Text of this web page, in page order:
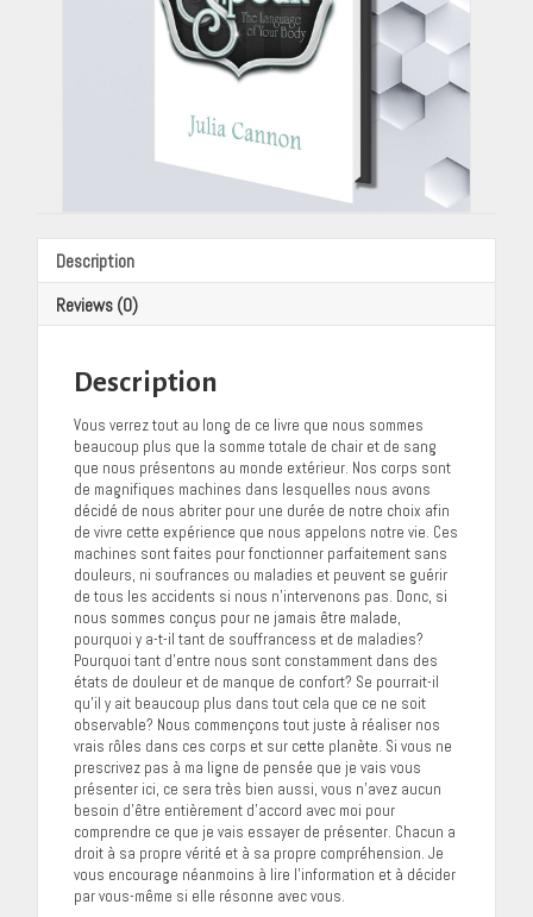
Description
Reviews (0)
Description
Vous verrez tout au long de ce livre que nous sommes
beaucoup plus que la somme totale de chair et de sang
que nous présentons au monde extérieur. Nos corps sont
de magnifiques machines dans lesquelles nous avons
décidé de nous abriter pour une durée de notre choix afin
de vivre cette expérience que nous appelons notre vie. Ces
machines sont faites pour fonctionner parfaitement sans
douleurs, ni soufrances ou maladies et peuvent se guérir
de tous les accidents si nous n’intervenons pas. Donc, si
nous sommes conçus pour ne jamais être malade,
pourquoi y a-t-il tant de souffrancess et de maladies?
Pourquoi tant d’entre nous sont constamment dans des
états de douleur et de manque de confort? Se pourrait-il
qu’il y ait beaucoup plus dans tout cela que ce ne soit
observable? Nous commençons tout juste à réaliser nos
vrais rôles dans ces corps et sur cette planète. Si vous ne
prescrivez pas à ma ligne de pensée que je vais vous
présenter ici, ce sera très bien aussi, vous n’avez aucun
besoin d’être entièrement d’accord avec moi pour
comprendre ce que je vais essayer de présenter. Chacun a
droit à sa propre vérité et à sa propre compréhension. Je
vous encourage néanmoins à lire l’information et à décider
par vous-même si elle résonne avec vous.